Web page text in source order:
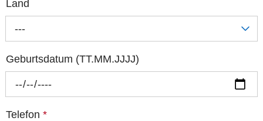
Land
---
Geburtsdatum (TT.MM.JJJJ)
Telefon *